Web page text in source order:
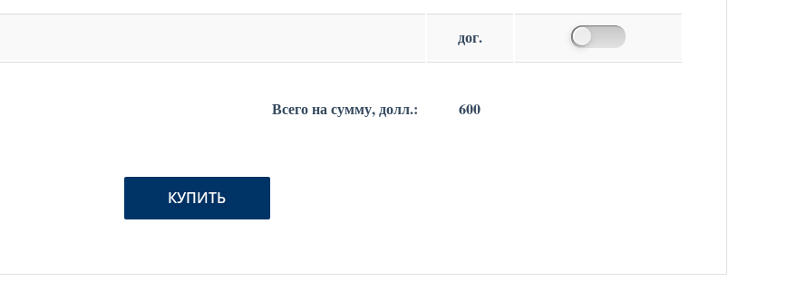
дог.
Всего на сумму, долл.: 600
КУПИТЬ